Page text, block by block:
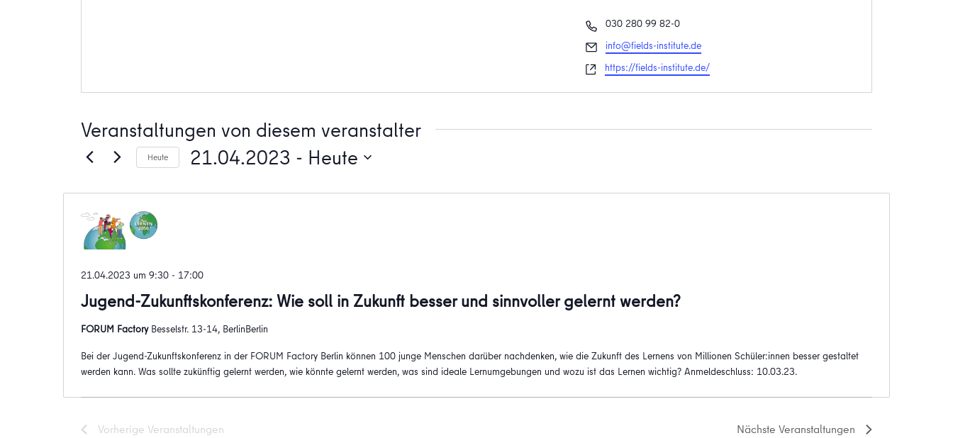
Telefon
030 280 99 82-0
Email
info@fields-institute.de
Webseite
https://fields-institute.de/
Veranstaltungen von diesem veranstalter
Heute 21.04.2023 - Heute
wählen.
Jugend-Zukunftskonferenz: Wie soll in Zukunft besser und sinnvoller gelernt werden?
21.04.2023 um 9:30 - 17:00
FORUM Factory Besselstr. 13-14, BerlinBerlin
Bei der Jugend-Zukunftskonferenz in der FORUM Factory Berlin können 100 junge Menschen darüber nachdenken, wie die Zukunft des Lernens von Millionen Schüler:innen besser gestaltet
werden kann. Was sollte zukünftig gelernt werden, wie könnte gelernt werden, was sind ideale Lernumgebungen und wozu ist das Lernen wichtig? Anmeldeschluss: 10.03.23.
Vorherige Veranstaltungen Nächste Veranstaltungen